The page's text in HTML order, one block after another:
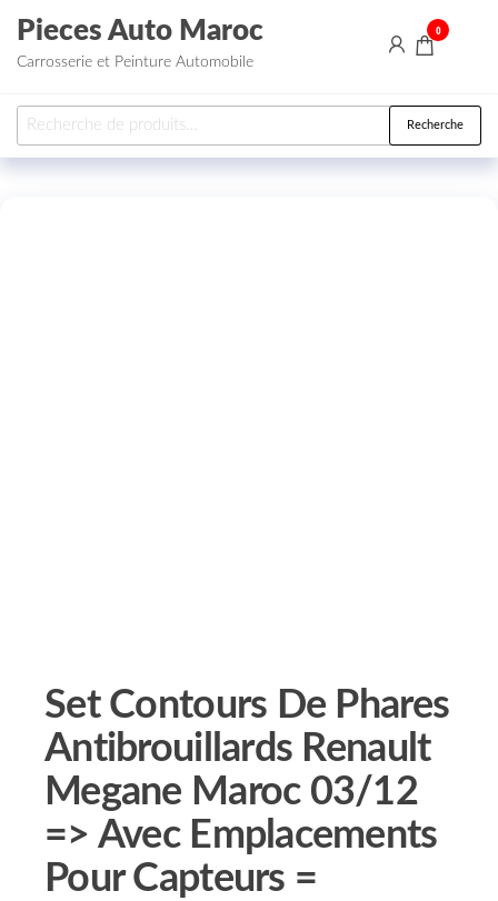
Aller au contenu
Pieces Auto Maroc
Carrosserie et Peinture Automobile
0
Recherche pour : Recherche
Set Contours De Phares
Antibrouillards Renault
Megane Maroc 03/12
=> Avec Emplacements
Pour Capteurs =